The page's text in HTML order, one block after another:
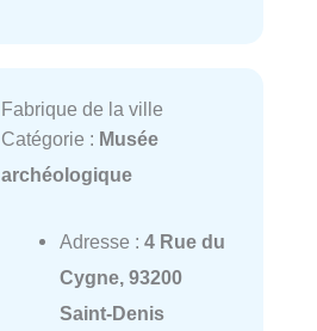
Fabrique de la ville
Catégorie : Musée
archéologique
Adresse : 4 Rue du
Cygne, 93200
Saint-Denis